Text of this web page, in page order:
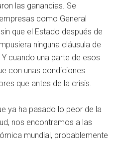
las ganancias. Se
como General
que el Estado después de
ninguna cláusula de
cuando una parte de esos
con unas condiciones
que antes de la crisis.
ya ha pasado lo peor de la
nos encontramos a las
mundial, probablemente